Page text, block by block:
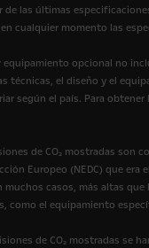
las últimas
cualquier momento las
opcional no
técnicas, el diseño y el
según el país. Para
de CO₂ mostradas son
Europeo (NEDC) que
muchos casos, más altas
como el equipamiento
de CO₂ mostradas se